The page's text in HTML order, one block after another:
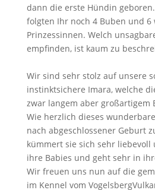
dann die erste Hündin
folgten Ihr noch 4 Buben und 6
Prinzessinnen. Welch
empfinden, ist kaum zu
Wir sind sehr stolz auf unsere
instinktsichere Imara, welche
zwar langem aber großartigem
Wie herzlich dieses
nach abgeschlossener Geburt
kümmert sie sich sehr liebevoll
ihre Babies und geht sehr in
Wir freuen uns nun auf die
im Kennel vom